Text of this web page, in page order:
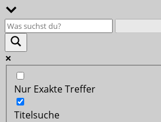
Nur Exakte Treffer
Titelsuche